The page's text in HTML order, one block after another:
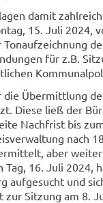
damit
15. Juli 2024,
Ton­auf­zeich­nung
für z.B.
die Über­mitt­lung
Diese ließ der
Nach­frist bis
nach
aber
Tag, 16. Juli 2024,
auf­ge­sucht und
zur Sit­zung am 8.